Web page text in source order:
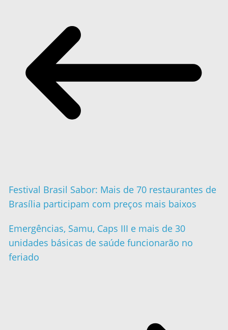
Festival Brasil Sabor: Mais de 70 restaurantes de
Brasília participam com preços mais baixos
Emergências, Samu, Caps III e mais de 30
unidades básicas de saúde funcionarão no
feriado